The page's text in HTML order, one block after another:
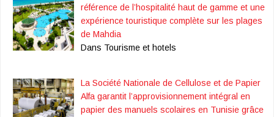
référence de l’hospitalité haut de gamme et une
expérience touristique complète sur les plages
de Mahdia
Dans Tourisme et hotels
La Société Nationale de Cellulose et de Papier
Alfa garantit l’approvisionnement intégral en
papier des manuels scolaires en Tunisie grâce